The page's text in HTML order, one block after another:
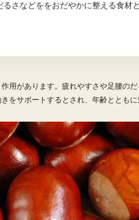
さなどををおだやかに整える食材
用があります。疲れやすさや足腰の
をサポートするとされ、年齢ととも